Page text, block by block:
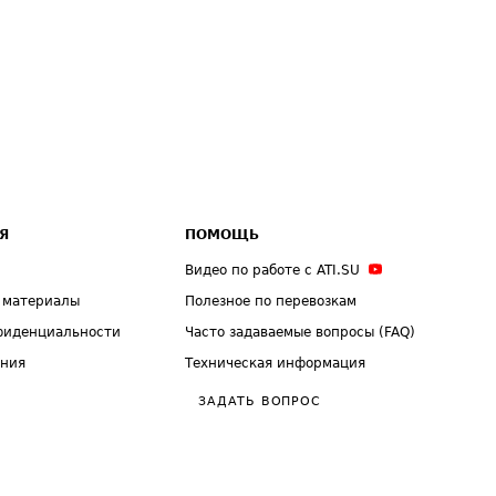
ПОМОЩЬ
Видео по работе с ATI.SU
Полезное по перевозкам
Часто задаваемые вопросы (FAQ)
Техническая информация
ЗАДАТЬ ВОПРОС